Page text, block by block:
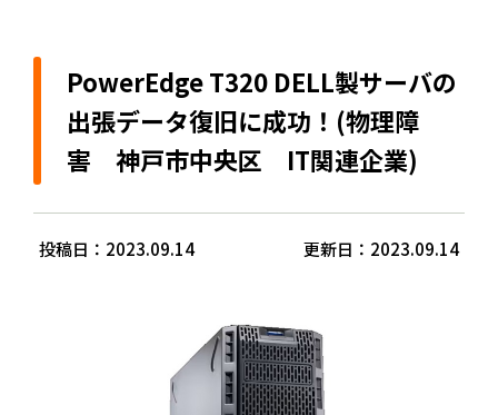
PowerEdge T320 DELL製サーバの
出張データ復旧に成功！(物理障
害 神戸市中央区 IT関連企業)
投稿日：2023.09.14 更新日：2023.09.14